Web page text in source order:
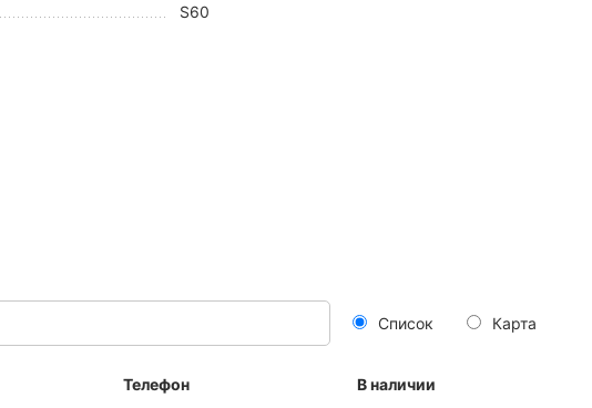
S60
Список Карта
Телефон В наличии